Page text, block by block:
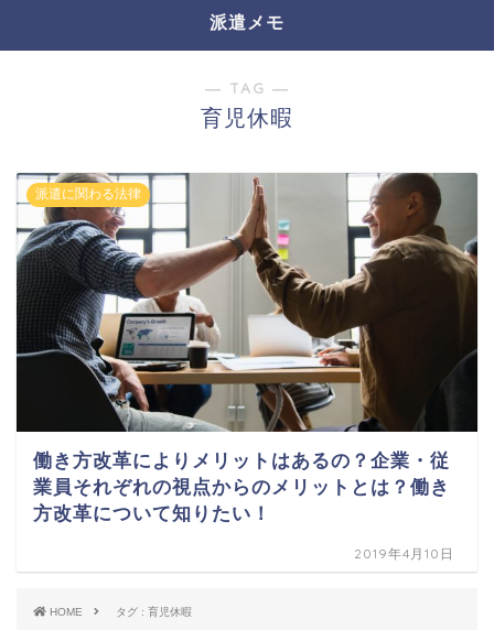
派遣メモ
― TAG ―
育児休暇
派遣に関わる法律
働き方改革によりメリットはあるの？企業・従
業員それぞれの視点からのメリットとは？働き
方改革について知りたい！
2019年4月10日
HOME タグ : 育児休暇